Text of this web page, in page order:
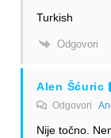
Turkish
Odgovori
Alen Šćuric
Odgovori
Nije točno.